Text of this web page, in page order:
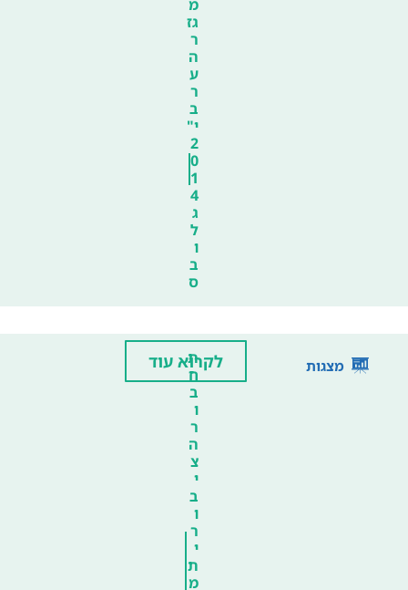
מ
גז
ר
ה
ע
ר
ב
י"
2
0
1
4
ג
ל
ו
ב
ס
מצגות
ת
ח
ב
ו
ר
ה
צ
י
ב
ו
ר
י
ת
מ
לקרוא עוד